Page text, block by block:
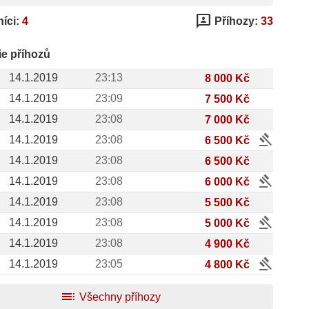
4 3p Příhozy: 33
příhozů
14.1.2019
23:13
8 000 Kč
14.1.2019
23:09
7 500 Kč
14.1.2019
23:08
7 000 Kč
14.1.2019
23:08 6 500 Kč gavel
14.1.2019 23:08
6 500 Kč
14.1.2019
23:08 6 000 Kč gavel
14.1.2019 23:08
5 500 Kč
14.1.2019
23:08 5 000 Kč gavel
14.1.2019 23:08
4 900 Kč
14.1.2019
23:05 4 800 Kč
gavel
toc Všechny příhozy